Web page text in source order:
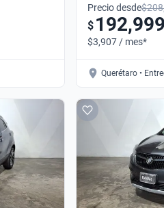
Precio desde
$ 192,999
$3,907 / mes*
Querétaro •